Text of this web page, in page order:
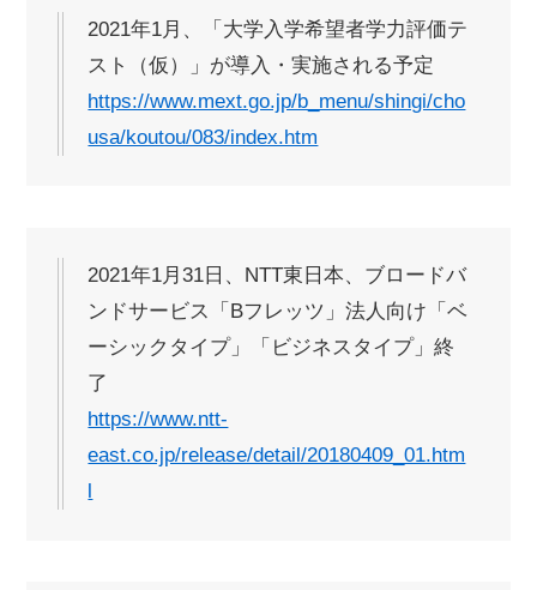
2021年1月、「大学入学希望者学力評価テ
スト（仮）」が導入・実施される予定
https://www.mext.go.jp/b_menu/shingi/cho
usa/koutou/083/index.htm
2021年1月31日、NTT東日本、ブロードバ
ンドサービス「Bフレッツ」法人向け「ベ
ーシックタイプ」「ビジネスタイプ」終
了
https://www.ntt-
east.co.jp/release/detail/20180409_01.htm
l